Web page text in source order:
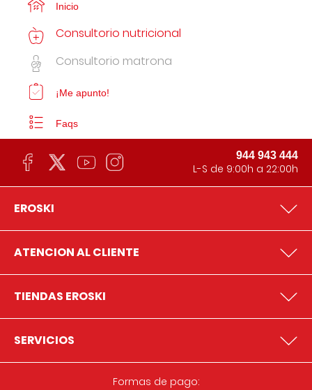
Inicio
Consultorio nutricional
Consultorio matrona
¡Me apunto!
Faqs
944 943 444
L-S de 9:00h a 22:00h
EROSKI
ATENCION AL CLIENTE
TIENDAS EROSKI
SERVICIOS
Formas de pago: